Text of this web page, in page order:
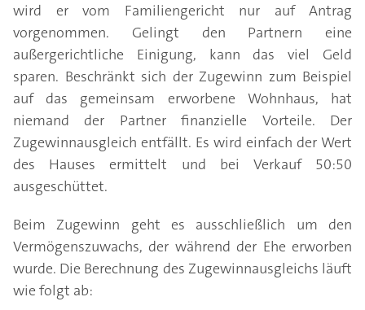
wird er vom Familiengericht nur auf Antrag
vorgenommen. Gelingt den Partnern eine
außergerichtliche Einigung, kann das viel Geld
sparen. Beschränkt sich der Zugewinn zum Beispiel
auf das gemeinsam erworbene Wohnhaus, hat
niemand der Partner finanzielle Vorteile. Der
Zugewinnausgleich entfällt. Es wird einfach der Wert
des Hauses ermittelt und bei Verkauf 50:50
ausgeschüttet.
Beim Zugewinn geht es ausschließlich um den
Vermögenszuwachs, der während der Ehe erworben
wurde. Die Berechnung des Zugewinnausgleichs läuft
wie folgt ab: